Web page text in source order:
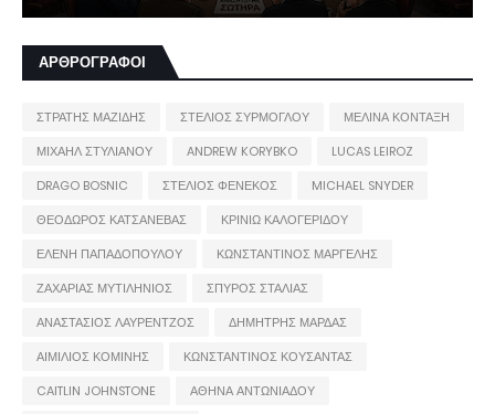
ΑΡΘΡΟΓΡΑΦΟΙ
ΣΤΡΑΤΗΣ ΜΑΖΙΔΗΣ ΣΤΕΛΙΟΣ ΣΥΡΜΟΓΛΟΥ
ΜΕΛΙΝΑ ΚΟΝΤΑΞΗ
ΜΙΧΑΗΛ ΣΤΥΛΙΑΝΟΥ
ANDREW KORYBKO
LUCAS LEIROZ
DRAGO BOSNIC
ΣΤΕΛΙΟΣ ΦΕΝΕΚΟΣ
MICHAEL SNYDER
ΘΕΟΔΩΡΟΣ ΚΑΤΣΑΝΕΒΑΣ
ΚΡΙΝΙΩ ΚΑΛΟΓΕΡΙΔΟΥ
ΕΛΕΝΗ ΠΑΠΑΔΟΠΟΥΛΟΥ
ΚΩΝΣΤΑΝΤΙΝΟΣ ΜΑΡΓΕΛΗΣ
ΖΑΧΑΡΙΑΣ ΜΥΤΙΛΗΝΙΟΣ
ΣΠΥΡΟΣ ΣΤΑΛΙΑΣ
ΑΝΑΣΤΑΣΙΟΣ ΛΑΥΡΕΝΤΖΟΣ
ΔΗΜΗΤΡΗΣ ΜΑΡΔΑΣ
ΑΙΜΙΛΙΟΣ ΚΟΜΙΝΗΣ
ΚΩΝΣΤΑΝΤΙΝΟΣ ΚΟΥΣΑΝΤΑΣ
CAITLIN JOHNSTONE
ΑΘΗΝΑ ΑΝΤΩΝΙΑΔΟΥ